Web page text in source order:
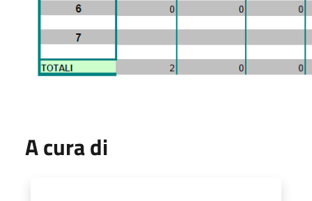
A cura di